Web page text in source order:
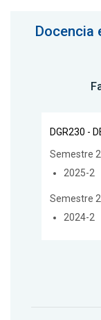
Docencia
DGR230 -
Semestre
2025-2
Semestre
2024-2